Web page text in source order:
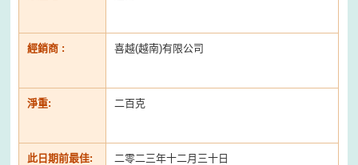
經銷商 : 喜越(越南)有限公司
淨重: 二百克
此日期前最佳: 二零二三年十二月三十日